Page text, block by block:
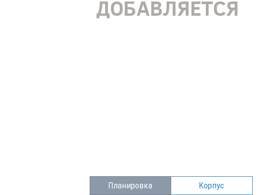
Планировка Корпус